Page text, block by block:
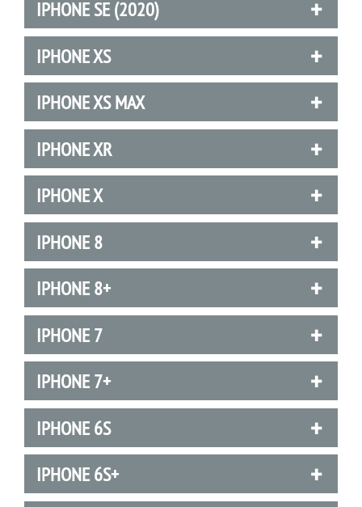
IPHONE SE (2020)
IPHONE XS
IPHONE XS MAX
IPHONE XR
IPHONE X
IPHONE 8
IPHONE 8+
IPHONE 7
IPHONE 7+
IPHONE 6S
IPHONE 6S+